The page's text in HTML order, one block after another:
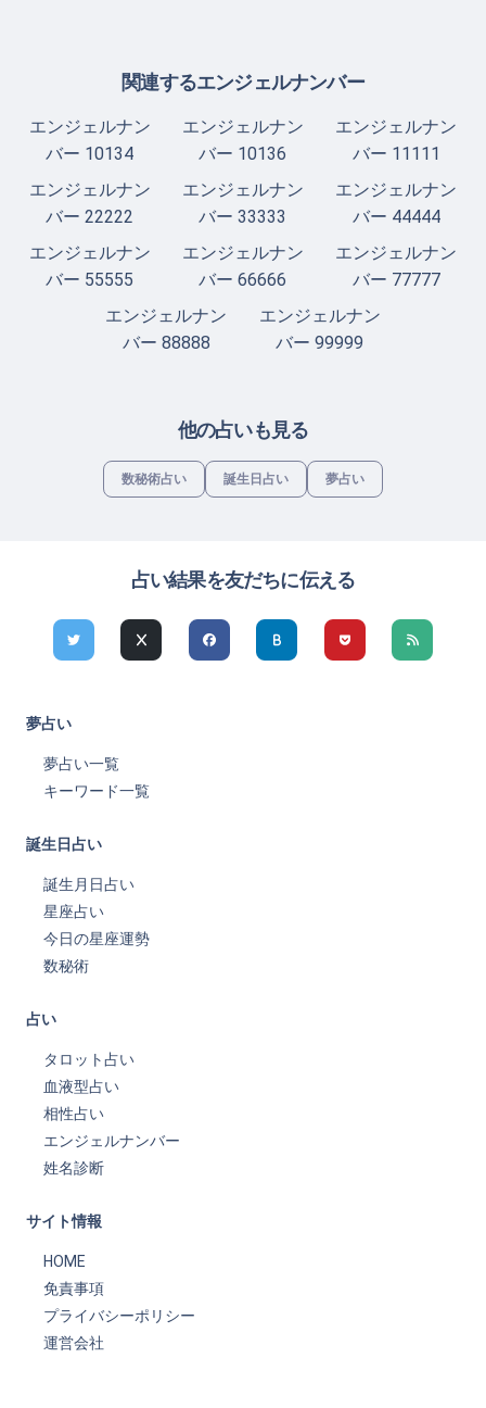
関連するエンジェルナンバー
エンジェルナン
バー 10134
エンジェルナン
バー 10136
エンジェルナン
バー 11111
エンジェルナン
バー 22222
エンジェルナン
バー 33333
エンジェルナン
バー 44444
エンジェルナン
バー 55555
エンジェルナン
バー 66666
エンジェルナン
バー 77777
エンジェルナン
バー 88888
エンジェルナン
バー 99999
他の占いも見る
数秘術占い 誕生日占い 夢占い
占い結果を友だちに伝える
夢占い
夢占い一覧
キーワード一覧
誕生日占い
誕生月日占い
星座占い
今日の星座運勢
数秘術
占い
タロット占い
血液型占い
相性占い
エンジェルナンバー
姓名診断
サイト情報
HOME
免責事項
プライバシーポリシー
運営会社